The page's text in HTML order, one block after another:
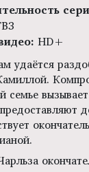
HD+
удаётся
семье